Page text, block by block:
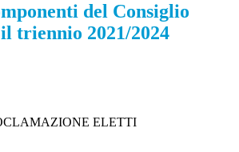
del Consiglio
triennio 2021/2024
ELETTI